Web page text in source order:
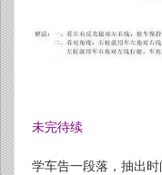
未完待续
学车告一段落，抽出